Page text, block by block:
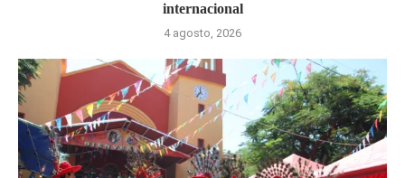
internacional
4 agosto, 2026